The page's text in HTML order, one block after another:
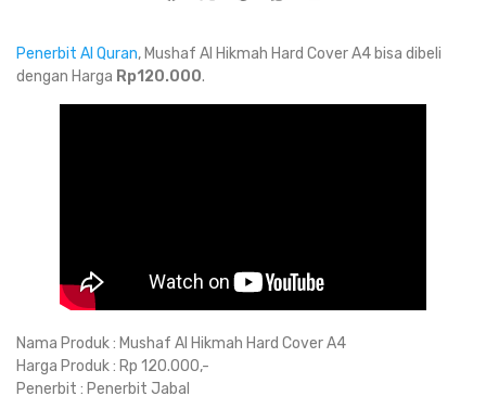
Penerbit Al Quran, Mushaf Al Hikmah Hard Cover A4 bisa dibeli
dengan Harga Rp120.000.
Nama Produk : Mushaf Al Hikmah Hard Cover A4
Harga Produk : Rp 120.000,-
Penerbit : Penerbit Jabal